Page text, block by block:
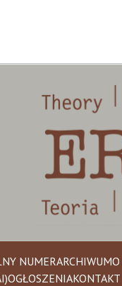
NUMERARCHIWUM
OGŁOSZENIAKONTAKT